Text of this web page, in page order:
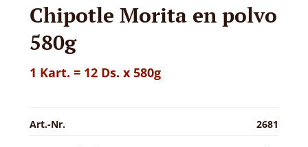
Chipotle Morita en polvo
580g
1 Kart. = 12 Ds. x 580g
Art.-Nr. 2681